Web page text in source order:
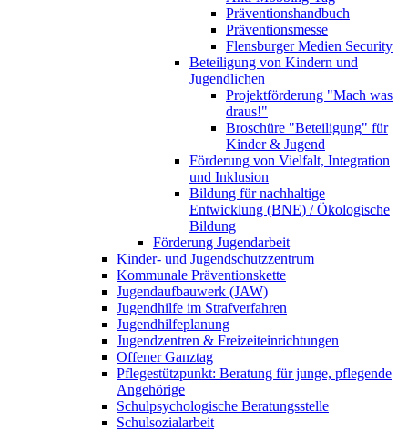
Präventionshandbuch
Präventionsmesse
Flensburger Medien Security
Beteiligung von Kindern und
Jugendlichen
Projektförderung "Mach was
draus!"
Broschüre "Beteiligung" für
Kinder & Jugend
Förderung von Vielfalt, Integration
und Inklusion
Bildung für nachhaltige
Entwicklung (BNE) / Ökologische
Bildung
Förderung Jugendarbeit
Kinder- und Jugendschutzzentrum
Kommunale Präventionskette
Jugendaufbauwerk (JAW)
Jugendhilfe im Strafverfahren
Jugendhilfeplanung
Jugendzentren & Freizeiteinrichtungen
Offener Ganztag
Pflegestützpunkt: Beratung für junge, pflegende
Angehörige
Schulpsychologische Beratungsstelle
Schulsozialarbeit